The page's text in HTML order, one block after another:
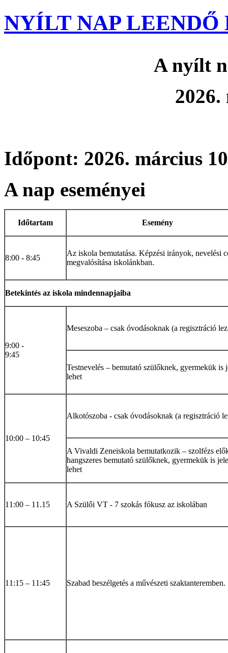
NYÍLT NAP LEENDŐ
A nyílt
2026.
Időpont: 2026. március
A nap eseményei
Időtartam Esemény
8:00 - 8:45
Az iskola bemutatása. Képzési irányok, nevelési
megvalósítása iskolánkban.
Betekintés az iskola mindennapjaiba
9:00 -
9:45
Meseszoba – csak óvodásoknak (a regisztráció
Testnevelés – bemutató szülőknek, gyermekük is
lehet
10:00 – 10:45
Alkotószoba - csak óvodásoknak (a regisztráció
A Vivaldi Zeneiskola bemutatkozik – szolfézs
hangszeres bemutató szülőknek, gyermekük is
lehet
11:00 – 11.15 A Szülői VT - 7 szokás fókusz az iskolában
11:15 – 11:45 Szabad beszélgetés a művészeti szaktanteremben.